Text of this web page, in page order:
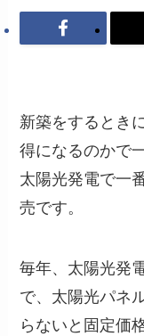
新築をするとき
得になるのかで
太陽光発電で一
売です。
毎年、太陽光発
で、太陽光パネ
らないと固定価